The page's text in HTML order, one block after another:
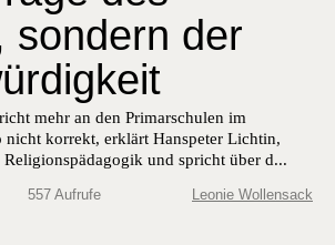
sondern der
mehr an den Primarschulen im
nicht korrekt, erklärt Hanspeter Lichtin,
Religionspädagogik und spricht über d...
557 Aufrufe Leonie Wollensack